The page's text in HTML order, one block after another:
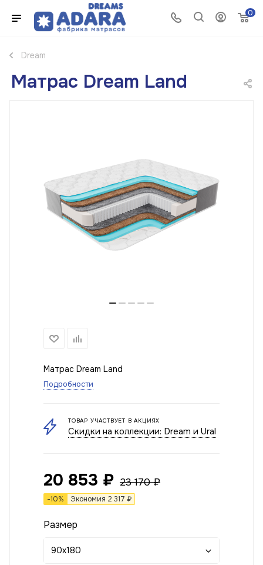
0
Dream
Матрас Dream Land
Матрас Dream Land
Подробности
ТОВАР УЧАСТВУЕТ В АКЦИЯХ
Скидки на коллекции: Dream и Ural
20 853 ₽ 23 170₽
-10% Экономия 2 317 ₽
Размер
90x180